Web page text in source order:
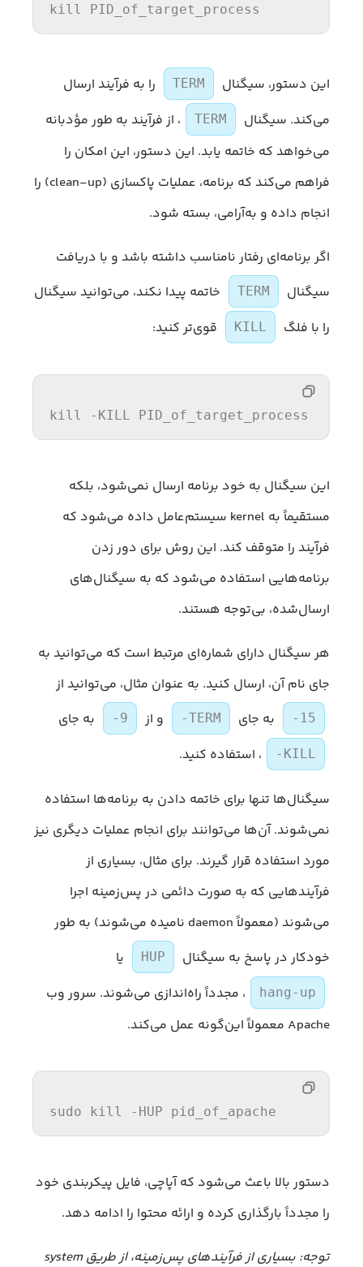
kill PID_of_target_process
این دستور، سیگنال TERM
را به فرآیند ارسال
می‌کند. سیگنال
TERM
، از فرآیند به طور مؤدبانه
می‌خواهد که خاتمه یابد. این دستور، این امکان را
فراهم می‌کند که برنامه، عملیات پاکسازی (clean-up) را
انجام داده و به‌آرامی، بسته شود.
اگر برنامه‌ای رفتار نامناسب داشته باشد و با دریافت
سیگنال
TERM
خاتمه پیدا نکند، می‌توانید سیگنال
را با فلگ
KILL قوی‌تر کنید:
kill - KILL PID_of_target_process
این سیگنال به خود برنامه ارسال نمی‌شود، بلکه
مستقیماً به kernel سیستم‌عامل داده می‌شود که
فرآیند را متوقف کند. این روش برای دور زدن
برنامه‌هایی استفاده می‌شود که به سیگنال‌های
ارسال‌شده، بی‌توجه هستند.
هر سیگنال دارای شماره‌ای مرتبط است که می‌توانید به
جای نام آن، ارسال کنید. به عنوان مثال، می‌توانید از
-15 به جای -TERM و از -9 به جای
-KILL ، استفاده کنید.
سیگنال‌ها تنها برای خاتمه دادن به برنامه‌ها استفاده
نمی‌شوند. آن‌ها می‌توانند برای انجام عملیات دیگری نیز
مورد استفاده قرار گیرند. برای مثال، بسیاری از
فرآیندهایی که به صورت دائمی در پس‌زمینه اجرا
می‌شوند (معمولاً daemon نامیده می‌شوند) به طور
خودکار در پاسخ به سیگنال
HUP یا
hang-up
، مجدداً راه‌اندازی می‌شوند. سرور وب
Apache معمولاً این‌گونه عمل می‌کند.
sudo kill -HUP pid_of_apache
دستور بالا باعث می‌شود که آپاچی، فایل پیکربندی خود
را مجدداً بارگذاری کرده و ارائه محتوا را ادامه دهد.
توجه: بسیاری از فرآیندهای پس‌زمینه، از طریق system